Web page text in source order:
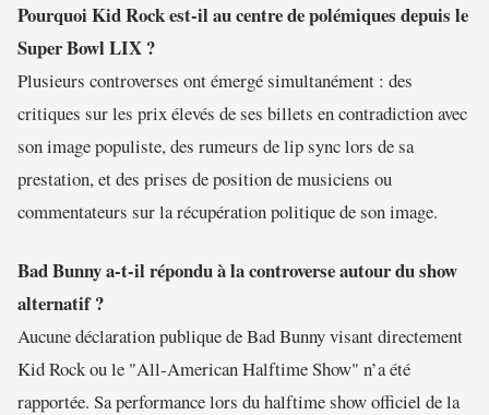
Pourquoi Kid Rock est-il au centre de polémiques depuis le
Super Bowl LIX ?
Plusieurs controverses ont émergé simultanément : des
critiques sur les prix élevés de ses billets en contradiction avec
son image populiste, des rumeurs de lip sync lors de sa
prestation, et des prises de position de musiciens ou
commentateurs sur la récupération politique de son image.
Bad Bunny a-t-il répondu à la controverse autour du show
alternatif ?
Aucune déclaration publique de Bad Bunny visant directement
Kid Rock ou le "All-American Halftime Show" n’a été
rapportée. Sa performance lors du halftime show officiel de la